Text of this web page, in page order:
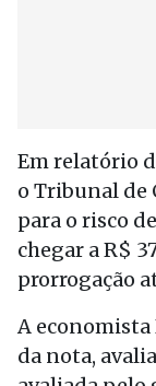
Em relatório
o Tribunal de
para o risco
chegar a R$
prorrogação
A economista
da nota,